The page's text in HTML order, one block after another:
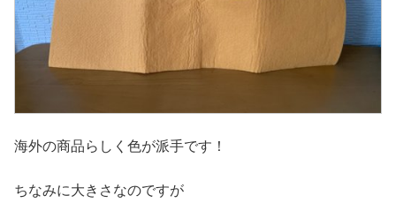
海外の商品らしく色が派手です！
ちなみに大きさなのですが